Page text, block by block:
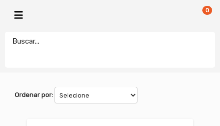
0
electronicamegatonesrl
Ordenar por: